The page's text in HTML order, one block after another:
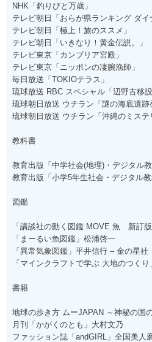
NHK「釣りびと万歳」
テレビ朝日「おらが県ランキング ダイ
テレビ朝日「極上！旅のススメ」
テレビ朝日「いきなり！黄金伝説。」
テレビ東京「カンブリア宮殿」
テレビ東京「ニッポンの凄腕漁師」
毎日放送「TOKIOテラス」
琉球放送 RBC スペシャル「辺野古移設
琉球朝日放送 ウチラン「謎の海底遺跡
琉球朝日放送 ウチラン「沖縄のミステ
教科書
教育出版「中学社会(地理)・デジタル教
教育出版「小学5年生社会・デジタル教
図鑑
「講談社の動く図鑑 MOVE 魚 新訂版
「まーるい魚図鑑」松浦啓一
「異常気象図鑑」平井信行 – 金の星社
「マインクラフトで学ぶ 大地のつく
書籍
地球の歩き方 ムーJAPAN ～神秘の国
月刊「かがくのとも」大村文乃
ファッション誌「andGIRL」全国美人